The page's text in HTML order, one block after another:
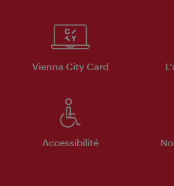
Vienna City Card
Accessibilité